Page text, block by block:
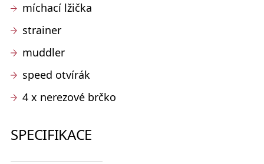
míchací lžička
strainer
muddler
speed otvírák
4 x nerezové brčko
SPECIFIKACE